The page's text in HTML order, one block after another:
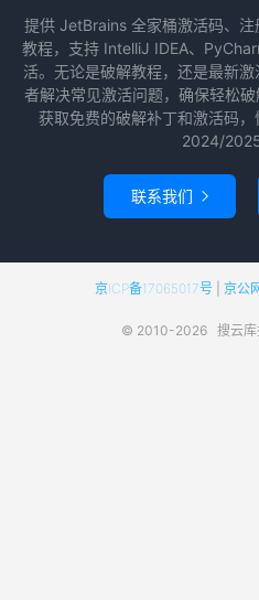
提供 JetBrains 全家桶激活码、
教程，支持 IntelliJ IDEA、
活。无论是破解教程，还是最新
者解决常见激活问题，确保轻松
获取免费的破解补丁和激活码
2024/2025
联系我们 
京ICP备17065017号| 京公
© 2010-2026 搜云